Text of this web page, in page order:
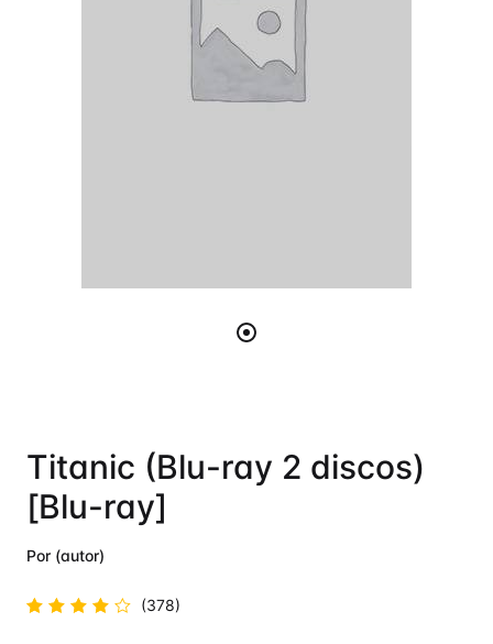
Titanic (Blu-ray 2 discos)
[Blu-ray]
Por (autor)
(378)